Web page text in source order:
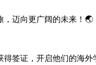
，迈向更广阔的未来！🌏
签证，开启他们的海